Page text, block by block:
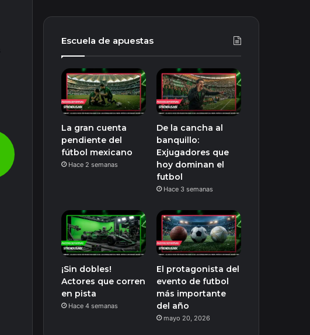
Escuela de apuestas
La gran cuenta
pendiente del
fútbol mexicano
Hace 2 semanas
De la cancha al
banquillo:
Exjugadores que
hoy dominan el
futbol
Hace 3 semanas
¡Sin dobles!
Actores que corren
en pista
Hace 4 semanas
El protagonista del
evento de futbol
más importante
del año
mayo 20, 2026